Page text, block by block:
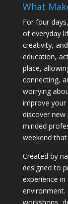
What
For four
of everyday
creativity,
education,
place,
connecting,
worrying
improve your
discover
minded
weekend
Created by
designed to
experience
environment.